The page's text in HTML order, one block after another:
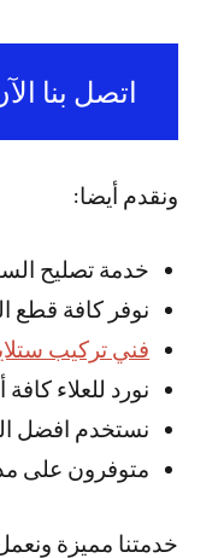
اتصل بنا الآن
ونقدم أيضا:
خدمة تصليح
نوفر كافة قطع
فني تركيب
نورد للعلاء
نستخدم افضل
متوفرون على مدار 24 ساعة وطيلة أيام الأسبوع في تركيب الستلايت ولكافة
خدمتنا مميزة